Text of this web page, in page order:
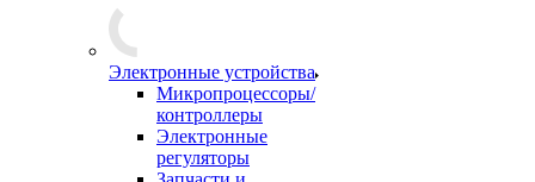
Электронные устройства
Микропроцессоры/
контроллеры
Электронные
регуляторы